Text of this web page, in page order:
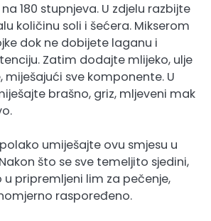
180 stupnjeva. U zdjelu razbijte
količinu soli i šećera. Mikserom
dok ne dobijete laganu i
Zatim dodajte mlijeko, ulje
miješajući sve komponente. U
brašno, griz, mljeveni mak
umiješajte ovu smjesu u
što se sve temeljito sjedini,
pripremljeni lim za pečenje,
raspoređeno.